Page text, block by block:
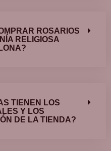
ROSARIOS
RELIGIOSA
TIENEN LOS
Y LOS
DE LA TIENDA?